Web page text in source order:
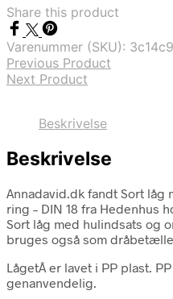
Share this product
Varenummer (SKU):
Previous Product
Next Product
Beskrivelse
Beskrivelse
Annadavid.dk fandt Sort
ring – DIN 18 fra Hedenhus
Sort låg med hulindsats og
bruges også som
LågetÂ er lavet i PP plast.
genanvendelig.